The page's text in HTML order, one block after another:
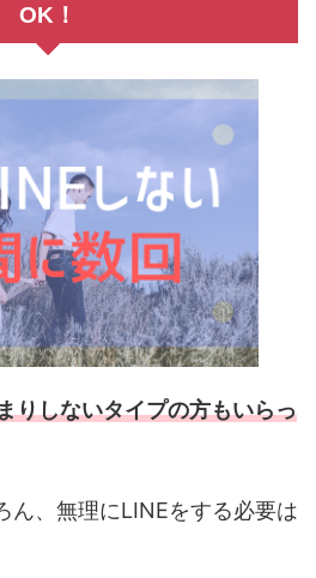
OK！
りしないタイプの方もいらっ
ん、無理にLINEをする必要は